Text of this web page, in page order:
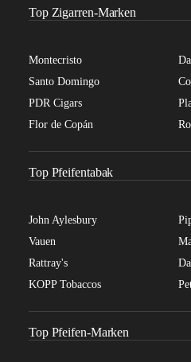
Top Zigarren-Marken
Montecristo
Santo Domingo
PDR Cigars
Flor de Copán
Top Pfeifentabak
John Aylesbury
Vauen
Rattray's
KOPP Tobaccos
Top Pfeifen-Marken